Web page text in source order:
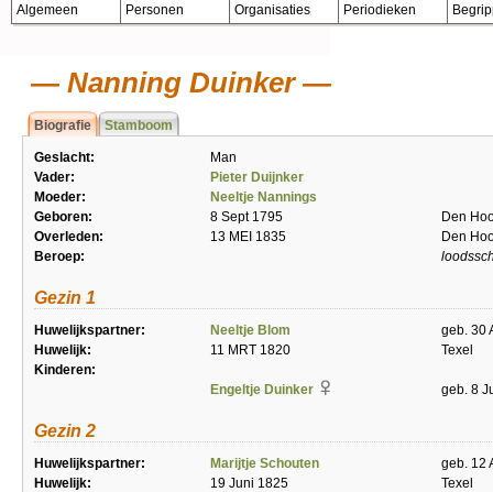
Algemeen Personen Organisaties Periodieken
Nanning Duinker
Biografie Stamboom
Geslacht:
Man
Vader:
Pieter Duijnker
Moeder:
Neeltje Nannings
Geboren:
8 Sept 1795
Den
Overleden:
13 MEI 1835
Den
Beroep:
Gezin 1
Huwelijkspartner: Neeltje Blom
geb. 30
Huwelijk:
11 MRT 1820
Texel
Kinderen:
Engeltje Duinker
geb. 8
Gezin 2
Huwelijkspartner: Marijtje Schouten
geb. 12
Huwelijk:
19 Juni 1825
Texel